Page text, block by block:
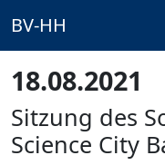
BV-HH
18.08.2021
Sitzung des
Science City